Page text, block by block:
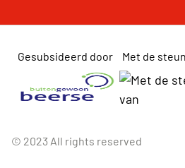
Gesubsideerd door Met de
© 2023 All rights reserved